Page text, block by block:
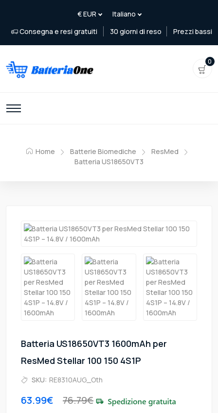
Consegna e resi gratuiti 30 giorni di reso Prezzi bassi
0
Home Batterie Biomediche
ResMed
Batteria US18650VT3
Batteria US18650VT3 1600mAh per
ResMed Stellar 100 150 4S1P
SKU: RE8310AUG_Oth
63.99€ 76.79€